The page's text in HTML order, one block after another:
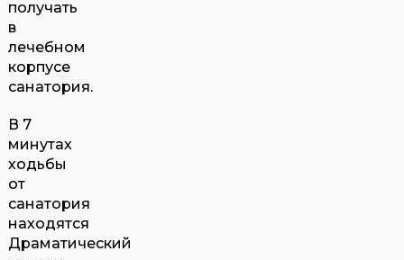
получать
в
лечебном
корпусе
санатория.
В 7
минутах
ходьбы
от
санатория
находятся
Драматический